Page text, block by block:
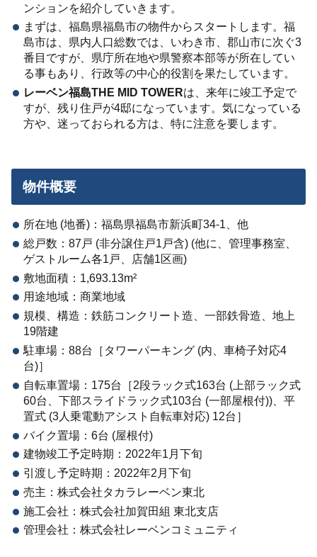
ンションを紹介していきます。
まずは、福島県福島市の物件からスタートします。福
島市は、県内人口総数では、いわき市、郡山市に次ぐ3
番目ですが、県庁所在地や県警察本部等が所在してい
る事もあり、行政等の中心的役割を果たしています。
レーベン福島THE MID TOWERは、来年に竣工予定で
すが、残り住戸が4邸になっています。気になっている
方や、迷っておられる方は、特に注意を要します。
物件概要
所在地 (地番)：福島県福島市新浜町34-1、他
総戸数：87戸 (非分譲住戸1戸含) (他に、管理事務室、
ゲストルーム各1戸、店舗1区画)
敷地面積：1,693.13m²
用途地域：商業地域
規模、構造：鉄筋コンクリート造、一部鉄骨造、地上
19階建
駐車場：88台［タワーパーキング (内、車椅子対応4
台)］
自転車置場：175台［2段ラック式163台 (上部ラック式
60台、下部スライドラック式103台 (一部屋根付))、平
置式 (3人乗電動アシスト自転車対応) 12台］
バイク置場：6台 (屋根付)
建物竣工予定時期：2022年1月下旬
引渡し予定時期：2022年2月下旬
売主：株式会社タカラレーベン東北
施工会社：株式会社加賀田組 東北支店
管理会社：株式会社レーベンコミュニティ